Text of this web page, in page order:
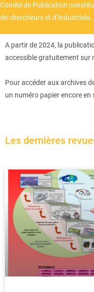
Comité de Publication
de chercheurs et d’industriels.
A partir de 2024, la
accessible gratuitement sur
Pour accéder aux archives
un numéro papier encore en
Les dernières